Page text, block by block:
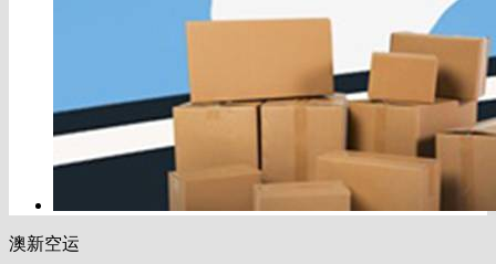
澳新空运